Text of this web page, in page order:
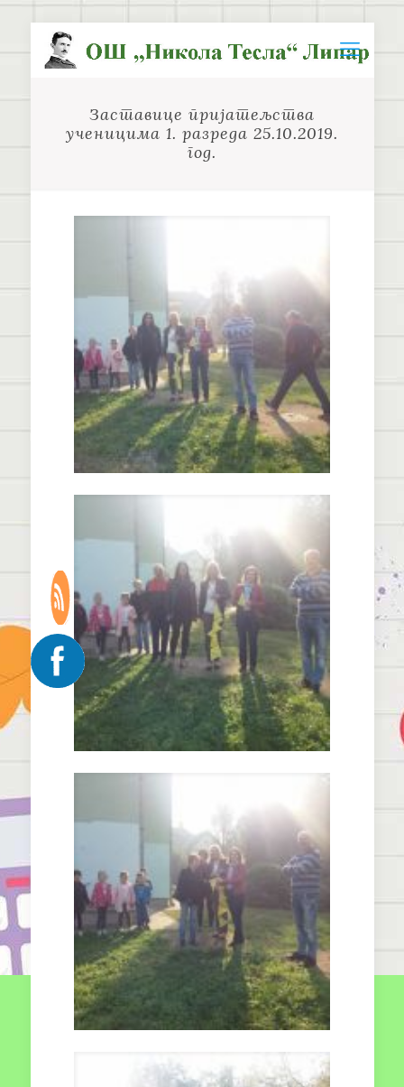
Заставице пријатељства
ученицима 1. разреда 25.10.2019.
год.